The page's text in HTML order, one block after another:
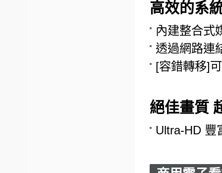
高效的系
內建整合式
透過網路連
[容錯轉移]
絕佳畫質
Ultra-HD 豐